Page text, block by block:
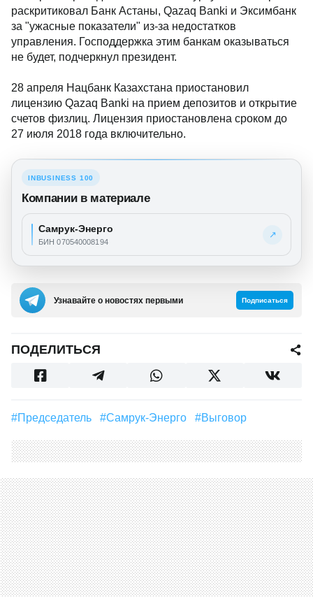
раскритиковал Банк Астаны, Qazaq Banki и Эксимбанк
за "ужасные показатели" из-за недостатков
управления. Господдержка этим банкам оказываться
не будет, подчеркнул президент.
28 апреля Нацбанк Казахстана приостановил
лицензию Qazaq Banki на прием депозитов и открытие
счетов физлиц. Лицензия приостановлена сроком до
27 июля 2018 года включительно.
INBUSINESS 100
Компании в материале
Самрук-Энерго
БИН 070540008194
↗
Узнавайте о новостях первыми Подписаться
ПОДЕЛИТЬСЯ
#председатель #Самрук-Энерго #Выговор